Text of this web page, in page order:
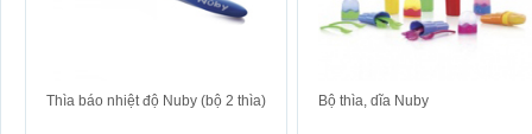
Thìa báo nhiệt độ Nuby (bộ 2 thìa) Bộ thìa, dĩa Nuby